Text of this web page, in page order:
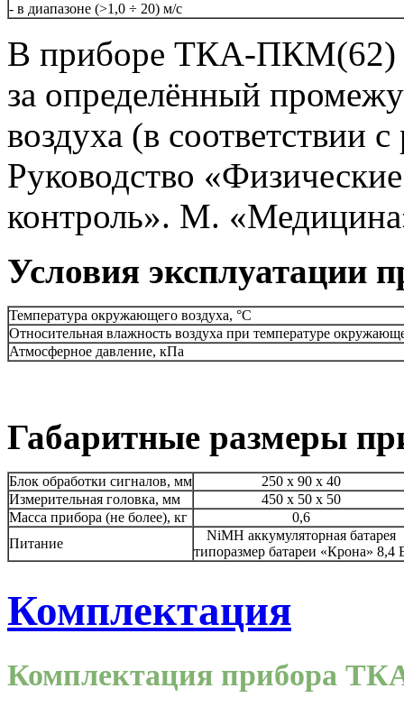
- в диапазоне (>1,0 ÷ 20) м/с
В приборе ТКА-ПКМ(62)
за определённый
воздуха (в
Руководство
контроль». М.
Условия
Температура окружающего воздуха, °С
Относительная влажность воздуха при температуре
Атмосферное давление, кПа
Габаритные размеры
Блок обработки сигналов, мм
250 х 90 х 40
Измерительная головка, мм
450 х 50 х 50
Масса прибора (не более), кг
0,6
Питание
NiMH аккумуляторная батарея
типоразмер батареи «Крона» 8,4
Комплектация
Комплектация прибора